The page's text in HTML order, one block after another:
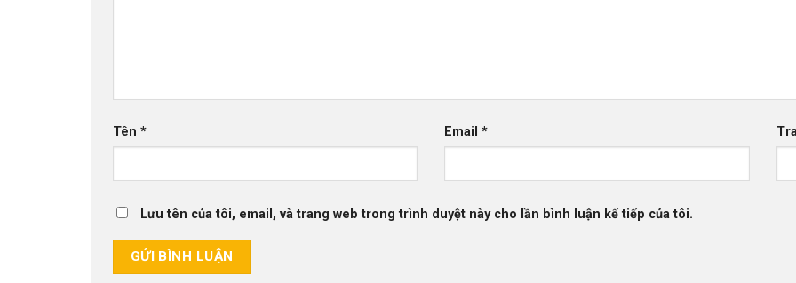
Tên * Email*
Lưu tên của tôi, email, và trang web trong trình duyệt này cho lần bình luận kế tiếp của tôi.